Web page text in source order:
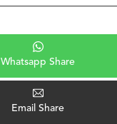
Whatsapp Share
Email Share